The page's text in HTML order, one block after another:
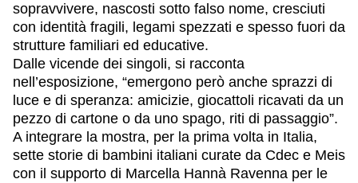
sopravvivere, nascosti sotto falso nome, cresciuti
con identità fragili, legami spezzati e spesso fuori da
strutture familiari ed educative.
Dalle vicende dei singoli, si racconta
nell’esposizione, “emergono però anche sprazzi di
luce e di speranza: amicizie, giocattoli ricavati da un
pezzo di cartone o da uno spago, riti di passaggio”.
A integrare la mostra, per la prima volta in Italia,
sette storie di bambini italiani curate da Cdec e Meis
con il supporto di Marcella Hannà Ravenna per le